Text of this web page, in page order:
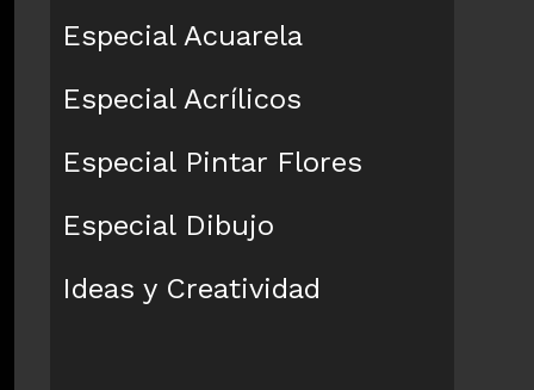
Especial Acuarela
Especial Acrílicos
Especial Pintar Flores
Especial Dibujo
Ideas y Creatividad